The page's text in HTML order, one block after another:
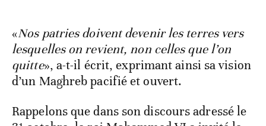
«Nos patries doivent devenir les terres vers
lesquelles on revient, non celles que l’on
quitte», a-t-il écrit, exprimant ainsi sa vision
d’un Maghreb pacifié et ouvert.
Rappelons que dans son discours adressé le